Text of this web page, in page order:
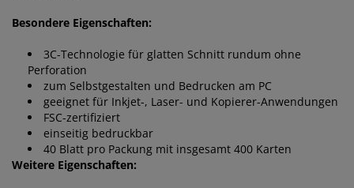
Besondere Eigenschaften:
3C-Technologie für glatten Schnitt rundum ohne
Perforation
zum Selbstgestalten und Bedrucken am PC
geeignet für Inkjet-, Laser- und Kopierer-Anwendungen
FSC-zertifiziert
einseitig bedruckbar
40 Blatt pro Packung mit insgesamt 400 Karten
Weitere Eigenschaften: